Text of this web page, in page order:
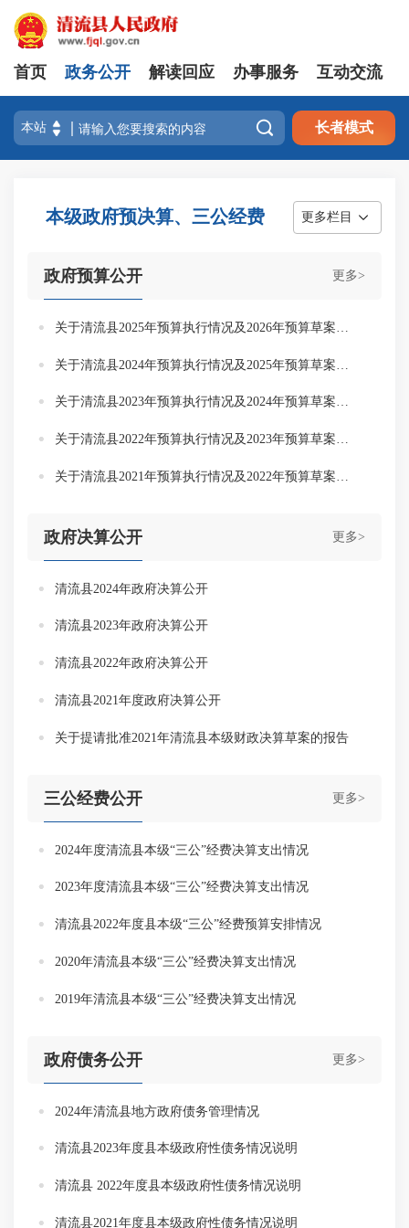
首页 政务公开 解读回应 办事服务 互动交流
 长者模式
本级政府预决算、三公经费 更多栏目
更多>
政府预算公开
关于清流县2023年预算执行情况及2024年预算草案的报告
关于清流县2022年预算执行情况及2023年预算草案的报告
更多>
政府决算公开
清流县2024年政府决算公开
清流县2023年政府决算公开
清流县2022年政府决算公开
清流县2021年度政府决算公开
关于提请批准2021年清流县本级财政决算草案的报告
更多>
三公经费公开
2024年度清流县本级“三公”经费决算支出情况
2023年度清流县本级“三公”经费决算支出情况
清流县2022年度县本级“三公”经费预算安排情况
2020年清流县本级“三公”经费决算支出情况
2019年清流县本级“三公”经费决算支出情况
更多>
政府债务公开
2024年清流县地方政府债务管理情况
清流县2023年度县本级政府性债务情况说明
清流县 2022年度县本级政府性债务情况说明
清流县2021年度县本级政府性债务情况说明